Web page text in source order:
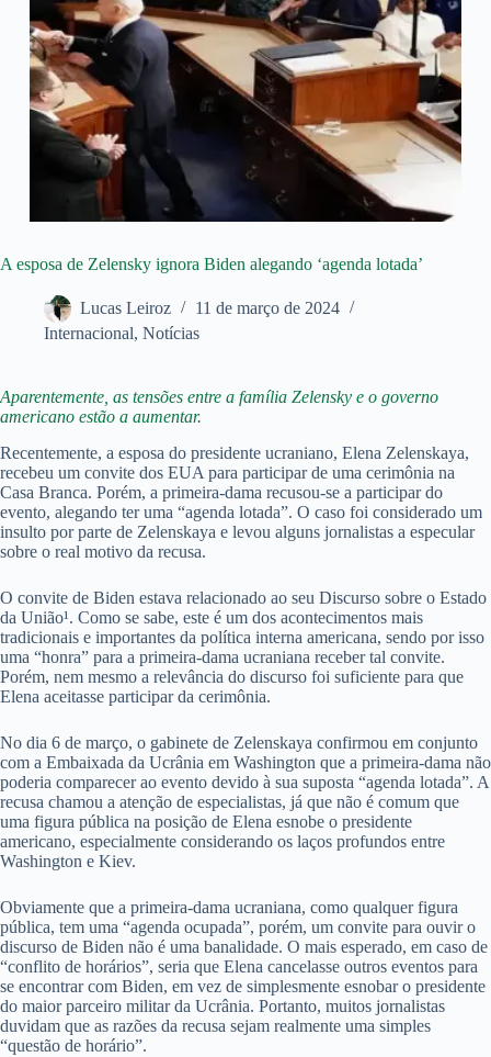
A esposa de Zelensky ignora Biden alegando ‘agenda lotada’
Lucas Leiroz
11 de março de 2024
Internacional, Notícias
Aparentemente, as tensões entre a família Zelensky e o governo
americano estão a aumentar.
Recentemente, a esposa do presidente ucraniano, Elena Zelenskaya,
recebeu um convite dos EUA para participar de uma cerimônia na
Casa Branca. Porém, a primeira-dama recusou-se a participar do
evento, alegando ter uma “agenda lotada”. O caso foi considerado um
insulto por parte de Zelenskaya e levou alguns jornalistas a especular
sobre o real motivo da recusa.
O convite de Biden estava relacionado ao seu Discurso sobre o Estado
da União¹. Como se sabe, este é um dos acontecimentos mais
tradicionais e importantes da política interna americana, sendo por isso
uma “honra” para a primeira-dama ucraniana receber tal convite.
Porém, nem mesmo a relevância do discurso foi suficiente para que
Elena aceitasse participar da cerimônia.
No dia 6 de março, o gabinete de Zelenskaya confirmou em conjunto
com a Embaixada da Ucrânia em Washington que a primeira-dama não
poderia comparecer ao evento devido à sua suposta “agenda lotada”. A
recusa chamou a atenção de especialistas, já que não é comum que
uma figura pública na posição de Elena esnobe o presidente
americano, especialmente considerando os laços profundos entre
Washington e Kiev.
Obviamente que a primeira-dama ucraniana, como qualquer figura
pública, tem uma “agenda ocupada”, porém, um convite para ouvir o
discurso de Biden não é uma banalidade. O mais esperado, em caso de
“conflito de horários”, seria que Elena cancelasse outros eventos para
se encontrar com Biden, em vez de simplesmente esnobar o presidente
do maior parceiro militar da Ucrânia. Portanto, muitos jornalistas
duvidam que as razões da recusa sejam realmente uma simples
“questão de horário”.